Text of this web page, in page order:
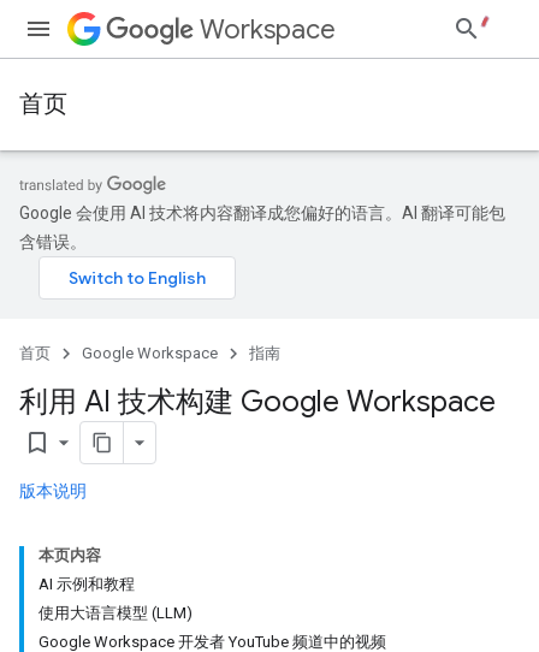
Workspace
首页
Google 会使用 AI 技术将内容翻译成您偏好的语言。AI 翻译可能包
含错误。
首页 Google Workspace 指南
利用 AI 技术构建 Google Workspace
bookmark_border
版本说明
本页内容
AI 示例和教程
使用大语言模型 (LLM)
Google Workspace 开发者 YouTube 频道中的视频